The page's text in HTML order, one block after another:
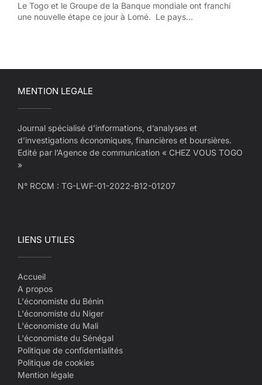
Le Togo et le Groupe de la Banque mondiale ont franchi
une nouvelle étape ce jour à Lomé. Le pays...
MENTION LEGALE
Journal spécialisé d’informations, d’analyses et
d’investigations économiques, financières et boursières.
Edité par l’Agence de communication « CHEZ VOUS TOGO
»
N° RCCM : TG-LWF-01-2022-B12-01207
LIENS UTILES
Accueil
A propos
L'économiste du Bénin
L'économiste du Niger
L'économiste du Mali
L'économiste du Sénégal
Politique de confidentialités
Politique de cookies
Mention légale